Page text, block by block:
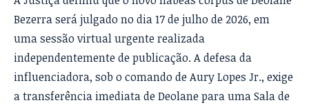
Bezerra será julgado no dia 17 de julho de 2026, em
uma sessão virtual urgente realizada
independentemente de publicação. A defesa da
influenciadora, sob o comando de Aury Lopes Jr., exige
a transferência imediata de Deolane para uma Sala de